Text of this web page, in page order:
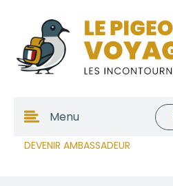
DEVENIR AMBASSADEUR
Menu